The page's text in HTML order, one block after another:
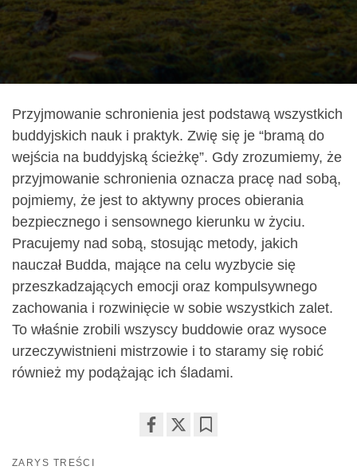
Przyjmowanie schronienia jest podstawą wszystkich
buddyjskich nauk i praktyk. Zwię się je “bramą do
wejścia na buddyjską ścieżkę”. Gdy zrozumiemy, że
przyjmowanie schronienia oznacza pracę nad sobą,
pojmiemy, że jest to aktywny proces obierania
bezpiecznego i sensownego kierunku w życiu.
Pracujemy nad sobą, stosując metody, jakich
nauczał Budda, mające na celu wyzbycie się
przeszkadzających emocji oraz kompulsywnego
zachowania i rozwinięcie w sobie wszystkich zalet.
To właśnie zrobili wszyscy buddowie oraz wysoce
urzeczywistnieni mistrzowie i to staramy się robić
również my podążając ich śladami.
ZARYS TREŚCI